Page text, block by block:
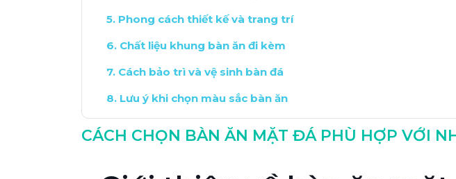
Phong cách thiết kế và trang trí
Chất liệu khung bàn ăn đi kèm
Cách bảo trì và vệ sinh bàn đá
Lưu ý khi chọn màu sắc bàn ăn
Kết luận và lời khuyên chọn mua
CÁCH CHỌN BÀN ĂN MẶT ĐÁ PHÙ HỢP VỚI